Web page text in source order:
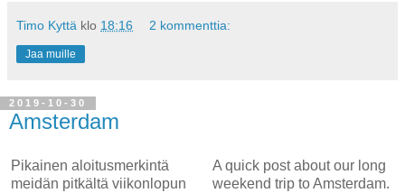
Timo Kyttä klo 18:16 2 kommenttia:
Jaa muille
2019-10-30
Amsterdam
Pikainen aloitusmerkintä
meidän pitkältä viikonlopun
A quick post about our long
weekend trip to Amsterdam.